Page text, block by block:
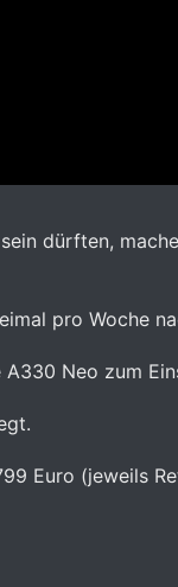
dürften,
pro Woche
Neo zum
Euro (jeweils